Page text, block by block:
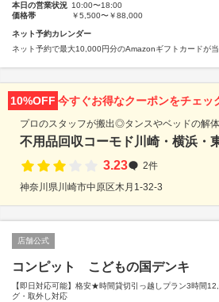
本日の営業状況 10:00〜18:00
価格帯
￥5,500〜￥88,000
ネット予約カレンダー
ネット予約で最大10,000円分のAmazonギフトカードが当
10%OFF 今すぐお得なクーポンをチェッ
プロのスタッフが搬出◎タンスやベッドの解
不用品回収コーモド川崎・横浜・
3.23
2件
神奈川県川崎市中原区木月1-32-3
店舗公式
コンピット こどもの国デンキ
【即日対応可能】格安★時間貸切引っ越しプラン3時間
グ・取外し対応